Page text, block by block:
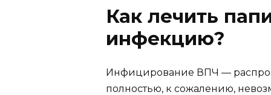
Как лечить
инфекцию?
Инфицирование ВПЧ —
полностью, к сожалению,